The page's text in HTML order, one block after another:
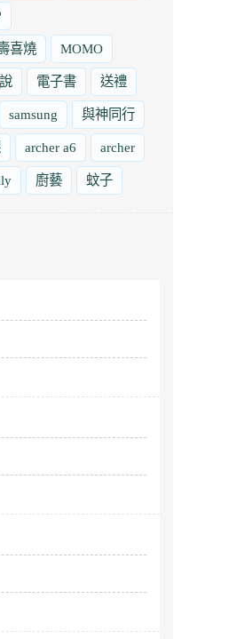
喜燒 MOMO
電子書 送禮
samsung 與神同行
archer a6 archer
廚藝 蚊子